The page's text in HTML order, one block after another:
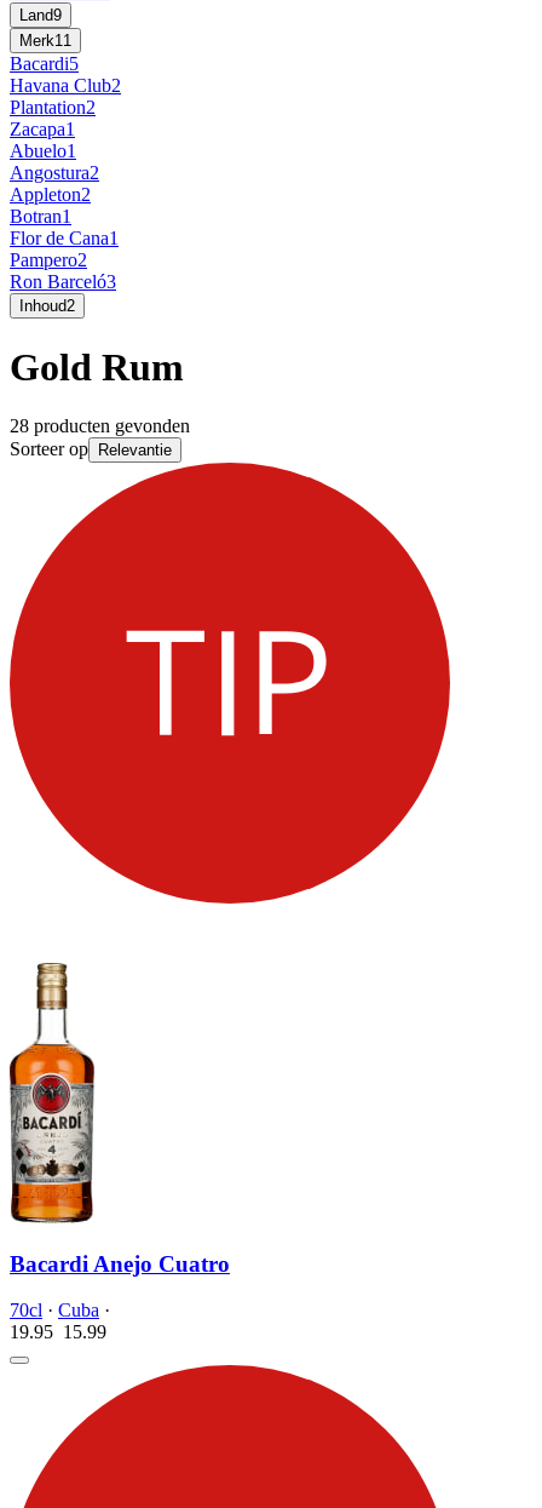
Land9
Merk11
Bacardi5
Havana Club2
Plantation2
Zacapa1
Abuelo1
Angostura2
Appleton2
Botran1
Flor de Cana1
Pampero2
Ron Barceló3
Inhoud2
Gold Rum
28 producten gevonden
Sorteer op
Relevantie
Bacardi Anejo Cuatro
70cl · Cuba ·
19.95 15.99